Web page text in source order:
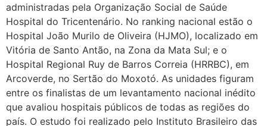
administradas pela Organização Social de Saúde
Hospital do Tricentenário. No ranking nacional estão o
Hospital João Murilo de Oliveira (HJMO), localizado em
Vitória de Santo Antão, na Zona da Mata Sul; e o
Hospital Regional Ruy de Barros Correia (HRRBC), em
Arcoverde, no Sertão do Moxotó. As unidades figuram
entre os finalistas de um levantamento nacional inédito
que avaliou hospitais públicos de todas as regiões do
país. O estudo foi realizado pelo Instituto Brasileiro das